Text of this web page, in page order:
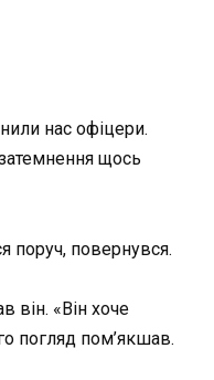
нас офіцери.
щось
поруч, повернувся.
він. «Він хоче
погляд пом’якшав.